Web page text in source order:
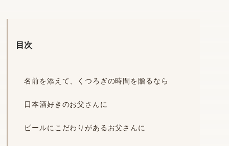
目次
名前を添えて、くつろぎの時間を贈るなら
日本酒好きのお父さんに
ビールにこだわりがあるお父さんに